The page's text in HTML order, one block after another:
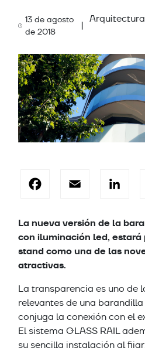
13 de agosto
de 2018
|
Categories
Arquitectura
Facebook
Email
La nueva versión de la
con iluminación led,
stand como una de las
atractivas.
La transparencia es uno de
relevantes de una
conjuga la conexión con el
El sistema GLASS RAIL
su sencilla instalación al